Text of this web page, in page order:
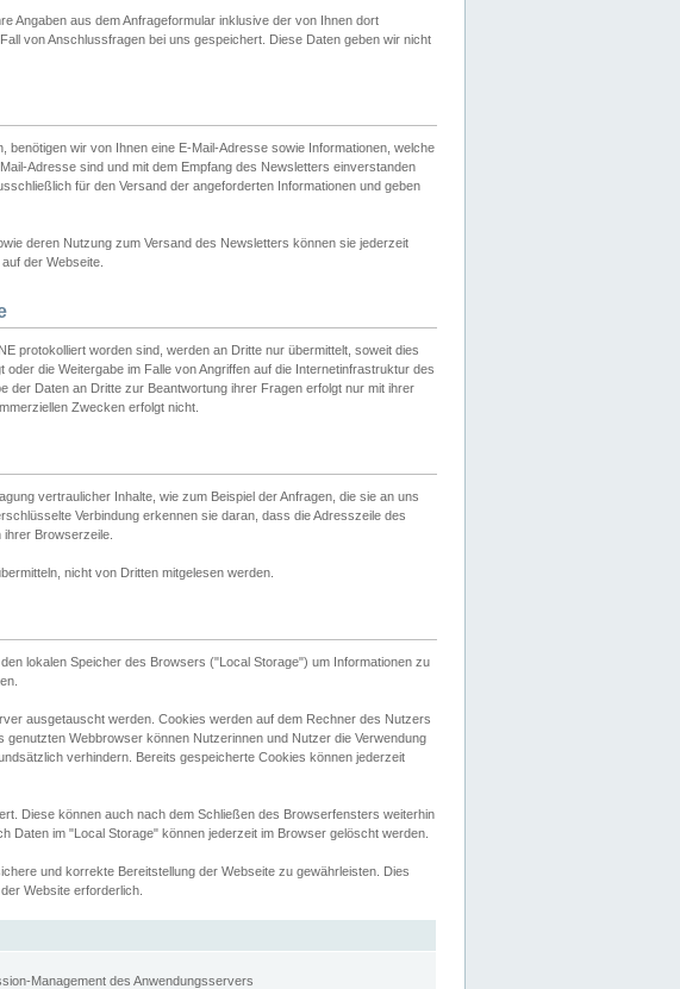
Angaben aus dem Anfrageformular inklusive der von Ihnen dort
von Anschlussfragen bei uns gespeichert. Diese Daten geben wir nicht
wir von Ihnen eine E-Mail-Adresse sowie Informationen, welche
Adresse sind und mit dem Empfang des Newsletters einverstanden
für den Versand der angeforderten Informationen und geben
deren Nutzung zum Versand des Newsletters können sie jederzeit
der Webseite.
protokolliert worden sind, werden an Dritte nur übermittelt, soweit dies
die Weitergabe im Falle von Angriffen auf die Internetinfrastruktur des
der Daten an Dritte zur Beantwortung ihrer Fragen erfolgt nur mit ihrer
Zwecken erfolgt nicht.
vertraulicher Inhalte, wie zum Beispiel der Anfragen, die sie an uns
Verbindung erkennen sie daran, dass die Adresszeile des
Browserzeile.
nicht von Dritten mitgelesen werden.
lokalen Speicher des Browsers ("Local Storage") um Informationen zu
ausgetauscht werden. Cookies werden auf dem Rechner des Nutzers
Webbrowser können Nutzerinnen und Nutzer die Verwendung
verhindern. Bereits gespeicherte Cookies können jederzeit
Diese können auch nach dem Schließen des Browserfensters weiterhin
Daten im "Local Storage" können jederzeit im Browser gelöscht werden.
und korrekte Bereitstellung der Webseite zu gewährleisten. Dies
Website erforderlich.
Management des Anwendungsservers